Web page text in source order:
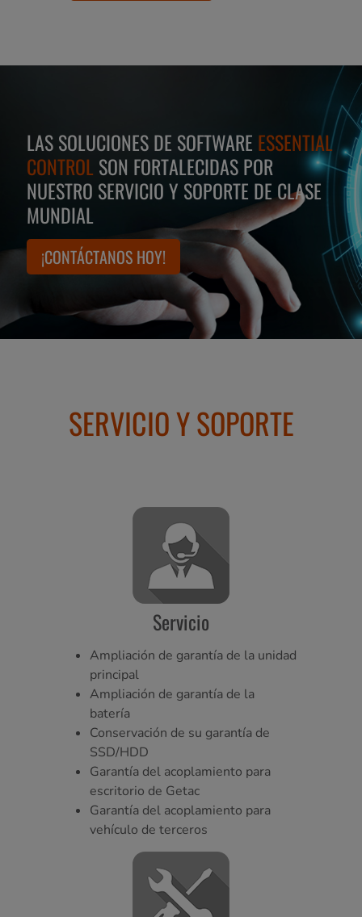
LAS SOLUCIONES DE SOFTWARE ESSENTIAL
CONTROL SON FORTALECIDAS POR
NUESTRO SERVICIO Y SOPORTE DE CLASE
MUNDIAL
¡CONTÁCTANOS HOY!
SERVICIO Y SOPORTE
Servicio
Ampliación de garantía de la unidad
principal
Ampliación de garantía de la
batería
Conservación de su garantía de
SSD/HDD
Garantía del acoplamiento para
escritorio de Getac
Garantía del acoplamiento para
vehículo de terceros